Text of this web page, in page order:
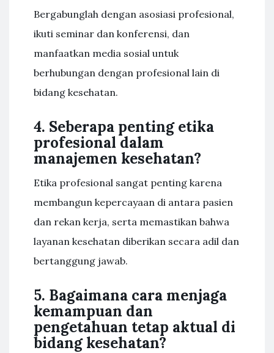
Bergabunglah dengan asosiasi profesional,
ikuti seminar dan konferensi, dan
manfaatkan media sosial untuk
berhubungan dengan profesional lain di
bidang kesehatan.
4. Seberapa penting etika
profesional dalam
manajemen kesehatan?
Etika profesional sangat penting karena
membangun kepercayaan di antara pasien
dan rekan kerja, serta memastikan bahwa
layanan kesehatan diberikan secara adil dan
bertanggung jawab.
5. Bagaimana cara menjaga
kemampuan dan
pengetahuan tetap aktual di
bidang kesehatan?